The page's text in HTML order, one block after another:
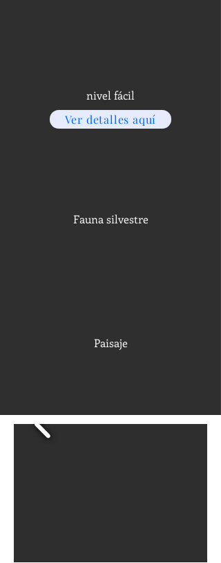
nivel fácil
Fauna silvestre
Paisaje
Ver detalles aquí